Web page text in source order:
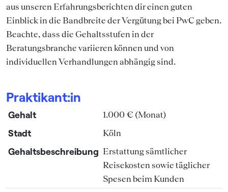
aus unseren Erfahrungsberichten dir einen guten
Einblick in die Bandbreite der Vergütung bei PwC geben.
Beachte, dass die Gehaltsstufen in der
Beratungsbranche variieren können und von
individuellen Verhandlungen abhängig sind.
Praktikant:in
Gehalt 1.000 € (Monat)
Stadt Köln
Gehaltsbeschreibung Erstattung sämtlicher
Reisekosten sowie täglicher
Spesen beim Kunden